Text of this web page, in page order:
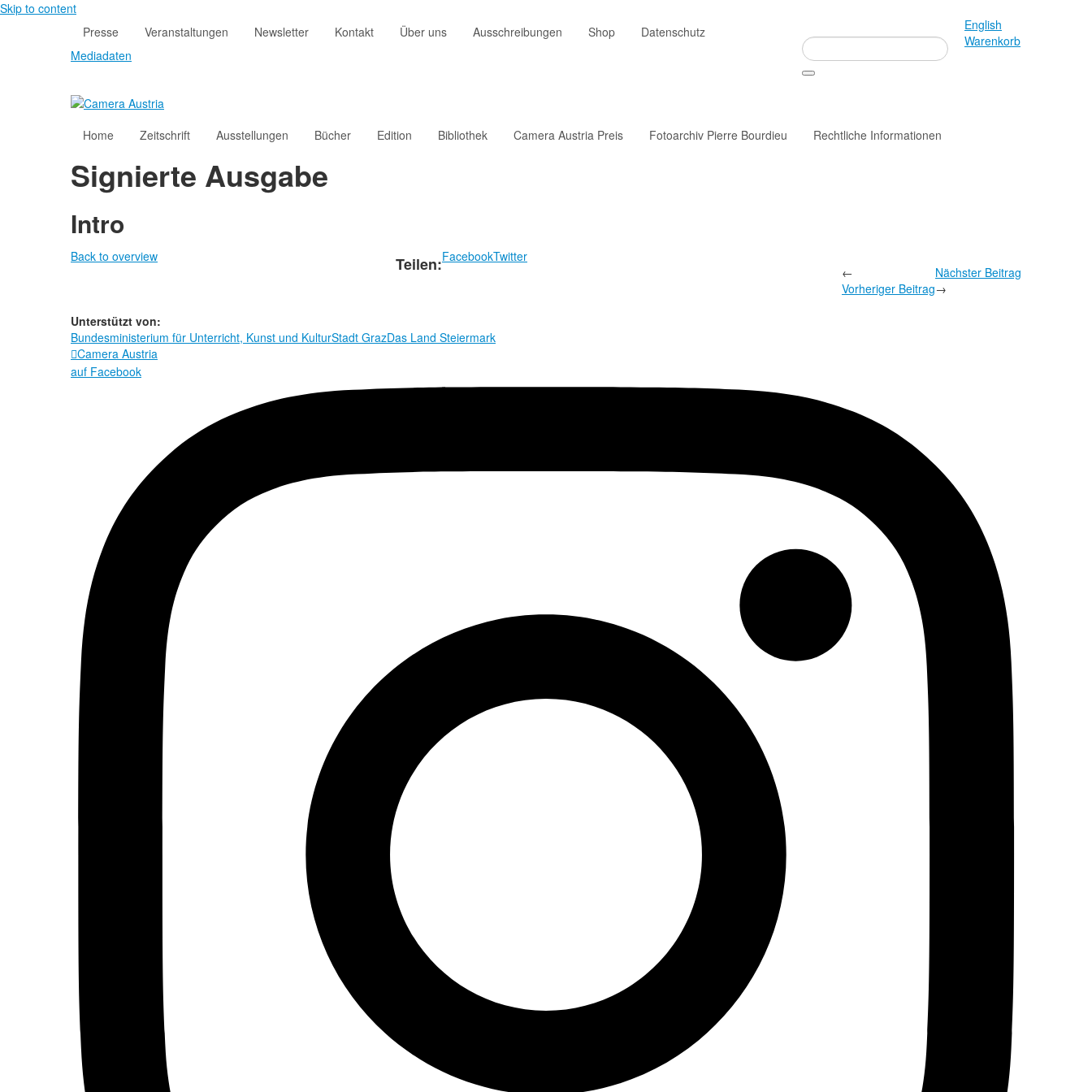
Skip to content
Presse
Veranstaltungen Newsletter Kontakt Über uns Ausschreibungen Shop
Datenschutz
Mediadaten
English
Warenkorb
Home Zeitschrift Ausstellungen Bücher Edition Bibliothek Camera Austria Preis Fotoarchiv Pierre Bourdieu Rechtliche Informationen
Signierte Ausgabe
Intro
Back to overview Teilen:FacebookTwitter
←
Vorheriger Beitrag
Nächster Beitrag
→
Unterstützt von:
Bundesministerium für Unterricht, Kunst und KulturStadt GrazDas Land Steiermark
Camera Austria
auf Facebook